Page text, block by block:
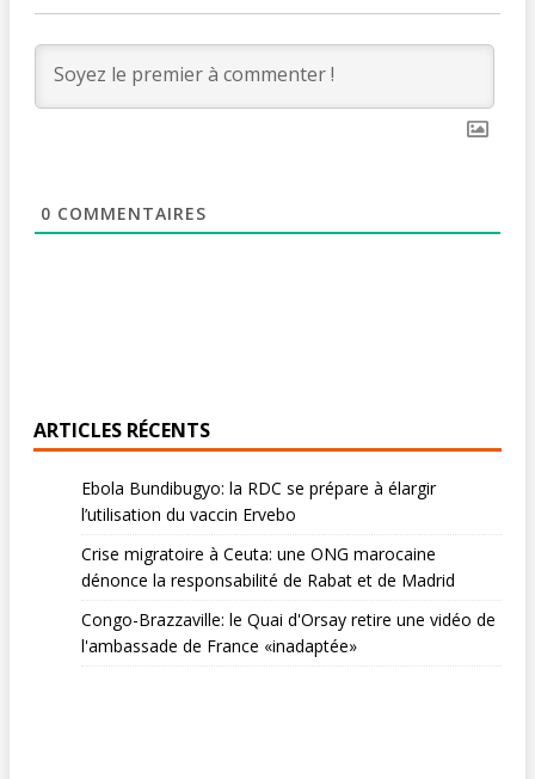
0 COMMENTAIRES
ARTICLES RÉCENTS
Ebola Bundibugyo: la RDC se prépare à élargir
l’utilisation du vaccin Ervebo
Crise migratoire à Ceuta: une ONG marocaine
dénonce la responsabilité de Rabat et de Madrid
Congo-Brazzaville: le Quai d'Orsay retire une vidéo de
l'ambassade de France «inadaptée»